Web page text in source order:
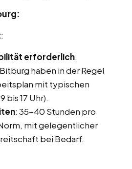
:
erforderlich:
haben in der Regel
mit typischen
bis 17 Uhr).
: 35-40 Stunden pro
mit gelegentlicher
bei Bedarf.